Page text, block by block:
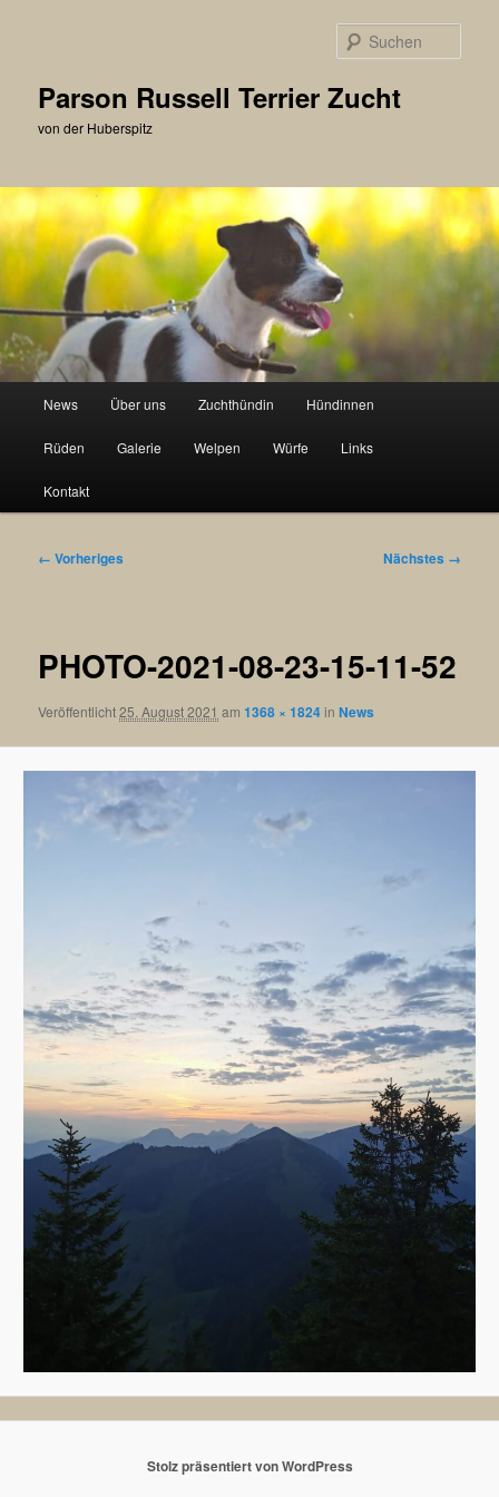
Parson Russell Terrier Zucht
von der Huberspitz
News Über uns Zuchthündin Hündinnen
Rüden Galerie Welpen Würfe Links
Kontakt
Bilder-
← Vorheriges Nächstes →
PHOTO-2021-08-23-15-11-52
Veröffentlicht25. August 2021 am1368 × 1824inNews
Stolz präsentiert von WordPress